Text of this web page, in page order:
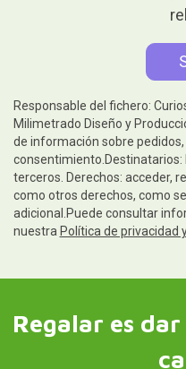
Responsable del fichero:
Milimetrado Diseño y
de información sobre
consentimiento.Destinatarios:
terceros. Derechos: acceder,
como otros derechos, como
adicional.Puede consultar
nuestra Política de privacidad
Regalar es